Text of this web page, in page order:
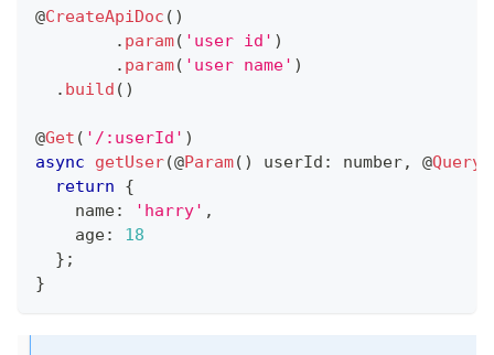
@CreateApiDoc ( )
. param( 'user id' )
. param( 'user name' )
. build ( )
@Get ( '/:userId' )
async
getUser(@Param( ) userId : number, @Query
return
{
    name
: 'harry' ,
    age
:
18
} ;
}